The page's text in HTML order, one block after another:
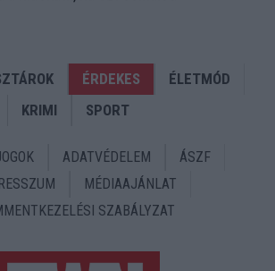
ÉRDEKES
ÉLETMÓD
KRIMI
SPORT
ADATVÉDELEM
ÁSZF
MÉDIAAJÁNLAT
SZABÁLYZAT